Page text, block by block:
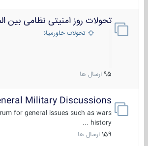
تحولات روز امنیتی نظامی بین
تحولات خاورمیانه
95 ارسال ها
Military Discussions
for general issues such as wars
history ...
159 ارسال ها